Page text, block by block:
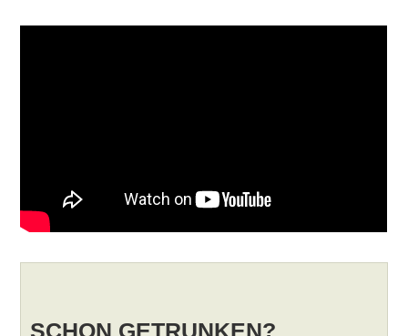
SCHON GETRUNKEN?